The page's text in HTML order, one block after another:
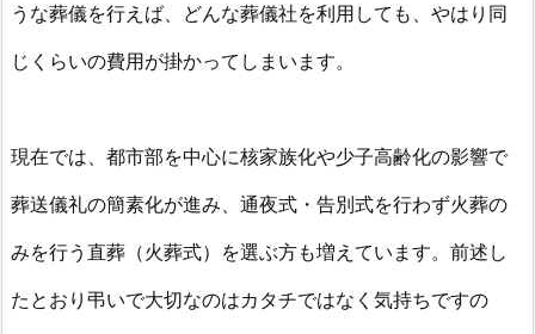
うな葬儀を行えば、どんな葬儀社を利用しても、やはり同
じくらいの費用が掛かってしまいます。
現在では、都市部を中心に核家族化や少子高齢化の影響で
葬送儀礼の簡素化が進み、通夜式・告別式を行わず火葬の
みを行う直葬（火葬式）を選ぶ方も増えています。前述し
たとおり弔いで大切なのはカタチではなく気持ちですの